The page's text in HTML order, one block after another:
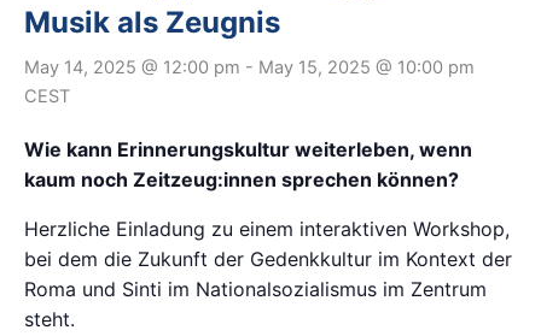
Musik als Zeugnis
May 14, 2025 @ 12:00 pm - May 15, 2025 @ 10:00 pm
CEST
Wie kann Erinnerungskultur weiterleben, wenn
kaum noch Zeitzeug:innen sprechen können?
Herzliche Einladung zu einem interaktiven Workshop,
bei dem die Zukunft der Gedenkkultur im Kontext der
Roma und Sinti im Nationalsozialismus im Zentrum
steht.